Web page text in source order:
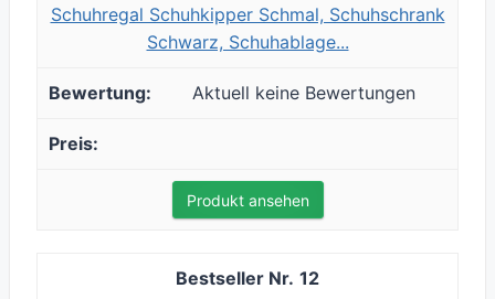
Schuhregal Schuhkipper Schmal, Schuhschrank
Schwarz, Schuhablage...
Aktuell keine Bewertungen
Produkt ansehen
12